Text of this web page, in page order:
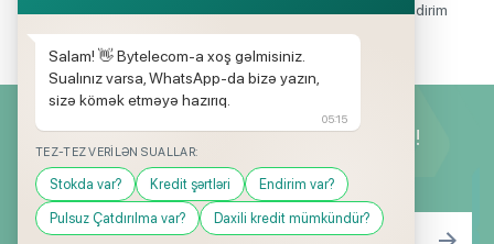
Mağazalarımızda mütəmadi olaraq, yüksək məbləğli endirim
və hədiyyə kampaniyaları keçirilir.
Yeniliklərimizdən ilk siz xəbərdar olun!
Salam! 👋 Bytelecom-a xoş gəlmisiniz.
Sualınız varsa, WhatsApp-da bizə yazın,
sizə kömək etməyə hazırıq.
05:15
TEZ-TEZ VERILƏN SUALLAR:
Stokda var? Kredit şərtləri Endirim var?
Pulsuz Çatdırılma var? Daxili kredit mümkündür?